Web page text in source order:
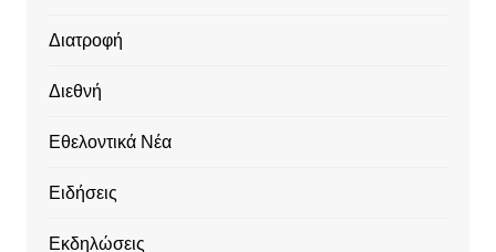
Διατροφή
Διεθνή
Εθελοντικά Νέα
Ειδήσεις
Εκδηλώσεις